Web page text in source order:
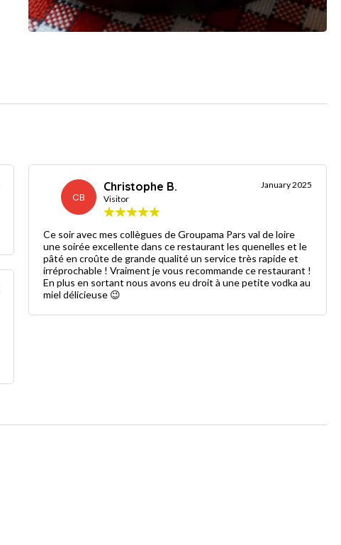
CB
Christophe B.
Visitor
January 2025
Ce soir avec mes collègues de Groupama Pars val de loire
une soirée excellente dans ce restaurant les quenelles et le
pâté en croûte de grande qualité un service très rapide et
irréprochable ! Vraiment je vous recommande ce restaurant !
En plus en sortant nous avons eu droit à une petite vodka au
miel délicieuse 😉